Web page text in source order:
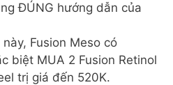
ĐÚNG hướng dẫn của
Fusion Meso có
biệt MUA 2 Fusion Retinol
trị giá đến 520K.